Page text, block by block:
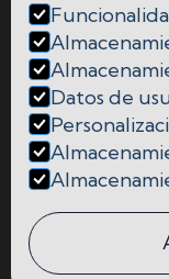
Copyright ©
Política de Privacidad y
Cookies
  
Datos de